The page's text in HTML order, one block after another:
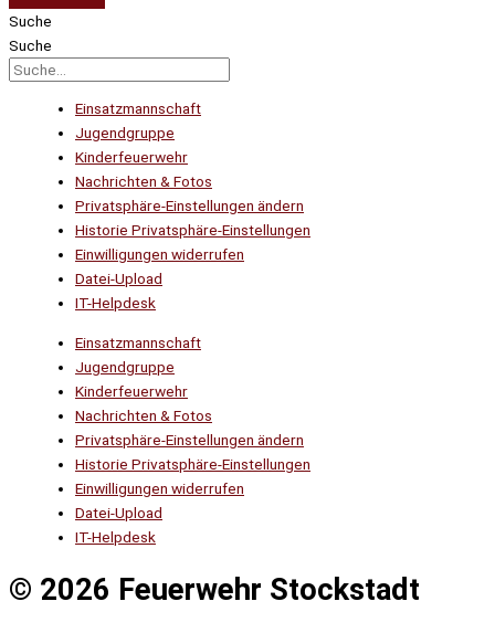
Suche
Suche
Einsatzmannschaft
Jugendgruppe
Kinderfeuerwehr
Nachrichten & Fotos
Privatsphäre-Einstellungen ändern
Historie Privatsphäre-Einstellungen
Einwilligungen widerrufen
Datei-Upload
IT-Helpdesk
Einsatzmannschaft
Jugendgruppe
Kinderfeuerwehr
Nachrichten & Fotos
Privatsphäre-Einstellungen ändern
Historie Privatsphäre-Einstellungen
Einwilligungen widerrufen
Datei-Upload
IT-Helpdesk
© 2026 Feuerwehr Stockstadt